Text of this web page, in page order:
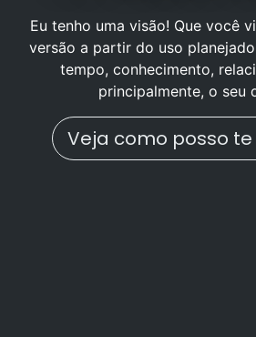
Eu tenho uma visão! Que você
versão a partir do uso
tempo, conhecimento,
principalmente, o seu
Veja como posso